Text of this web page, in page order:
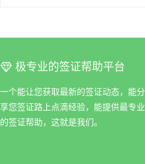
ꀆ 极专业的签证帮助平台
一个能让您获取最新的签证动态，能分
享您签证路上点滴经验，能提供最专业
的签证帮助，这就是我们。